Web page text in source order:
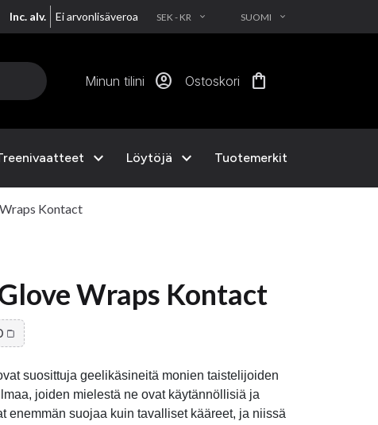
Inc. alv. Ei arvonlisäveroa SEK - KR EXPAND_MORE SUOMI EXPAND_MORE
Minun tilini account_circle Ostoskori shopping_bag
expand_more Löytöjä expand_more Tuotemerkit
Kontact
Wraps Kontact
suosittuja geelikäsineitä monien taistelijoiden
joiden mielestä ne ovat käytännöllisiä ja
enemmän suojaa kuin tavalliset kääreet, ja niissä